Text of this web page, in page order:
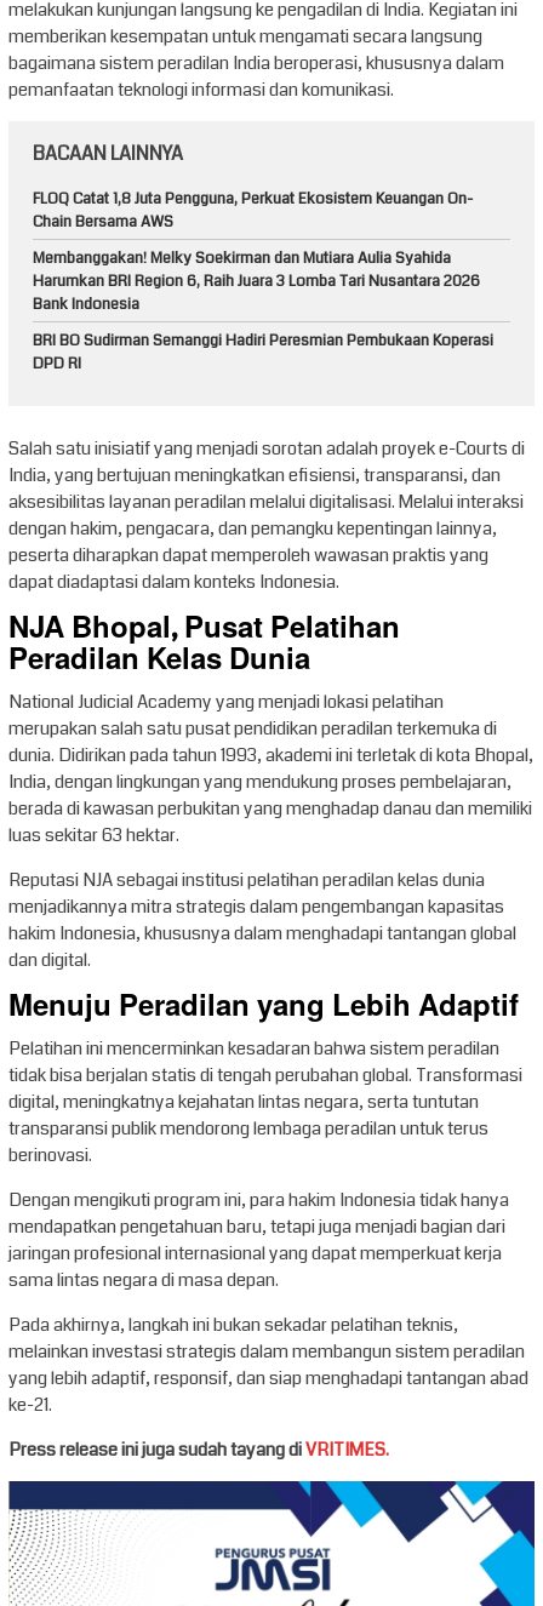
melakukan kunjungan langsung ke pengadilan di India. Kegiatan ini
memberikan kesempatan untuk mengamati secara langsung
bagaimana sistem peradilan India beroperasi, khususnya dalam
pemanfaatan teknologi informasi dan komunikasi.
BACAAN LAINNYA
FLOQ Catat 1,8 Juta Pengguna, Perkuat Ekosistem Keuangan On-
Chain Bersama AWS
Membanggakan! Melky Soekirman dan Mutiara Aulia Syahida
Harumkan BRI Region 6, Raih Juara 3 Lomba Tari Nusantara 2026
Bank Indonesia
BRI BO Sudirman Semanggi Hadiri Peresmian Pembukaan Koperasi
DPD RI
Salah satu inisiatif yang menjadi sorotan adalah proyek e-Courts di
India, yang bertujuan meningkatkan efisiensi, transparansi, dan
aksesibilitas layanan peradilan melalui digitalisasi. Melalui interaksi
dengan hakim, pengacara, dan pemangku kepentingan lainnya,
peserta diharapkan dapat memperoleh wawasan praktis yang
dapat diadaptasi dalam konteks Indonesia.
NJA Bhopal, Pusat Pelatihan
Peradilan Kelas Dunia
National Judicial Academy yang menjadi lokasi pelatihan
merupakan salah satu pusat pendidikan peradilan terkemuka di
dunia. Didirikan pada tahun 1993, akademi ini terletak di kota Bhopal,
India, dengan lingkungan yang mendukung proses pembelajaran,
berada di kawasan perbukitan yang menghadap danau dan memiliki
luas sekitar 63 hektar.
Reputasi NJA sebagai institusi pelatihan peradilan kelas dunia
menjadikannya mitra strategis dalam pengembangan kapasitas
hakim Indonesia, khususnya dalam menghadapi tantangan global
dan digital.
Menuju Peradilan yang Lebih Adaptif
Pelatihan ini mencerminkan kesadaran bahwa sistem peradilan
tidak bisa berjalan statis di tengah perubahan global. Transformasi
digital, meningkatnya kejahatan lintas negara, serta tuntutan
transparansi publik mendorong lembaga peradilan untuk terus
berinovasi.
Dengan mengikuti program ini, para hakim Indonesia tidak hanya
mendapatkan pengetahuan baru, tetapi juga menjadi bagian dari
jaringan profesional internasional yang dapat memperkuat kerja
sama lintas negara di masa depan.
Pada akhirnya, langkah ini bukan sekadar pelatihan teknis,
melainkan investasi strategis dalam membangun sistem peradilan
yang lebih adaptif, responsif, dan siap menghadapi tantangan abad
ke-21.
Press release ini juga sudah tayang diVRITIMES.